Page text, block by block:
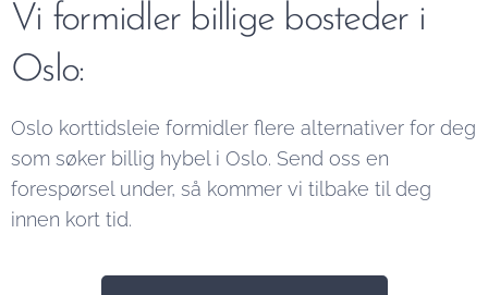
Vi formidler billige bosteder i
Oslo:
Oslo korttidsleie formidler flere alternativer for deg
som søker billig hybel i Oslo. Send oss en
forespørsel under, så kommer vi tilbake til deg
innen kort tid.